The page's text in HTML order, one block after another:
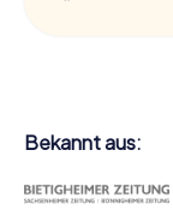
Bekannt aus: